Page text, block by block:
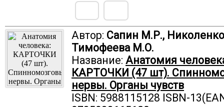
Автор: Сапин М.Р.,
Тимофеева М.О.
Название: Анатомия
КАРТОЧКИ (47 шт).
нервы. Органы чувств
ISBN: 5988115128 ISBN-